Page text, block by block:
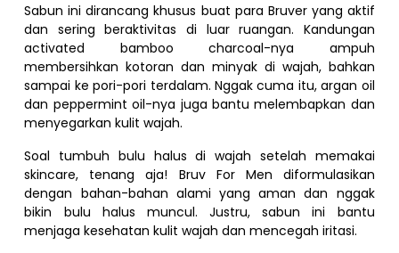
Sabun ini dirancang khusus buat para Bruver yang aktif
dan sering beraktivitas di luar ruangan. Kandungan
activated bamboo charcoal-nya ampuh
membersihkan kotoran dan minyak di wajah, bahkan
sampai ke pori-pori terdalam. Nggak cuma itu, argan oil
dan peppermint oil-nya juga bantu melembapkan dan
menyegarkan kulit wajah.
Soal tumbuh bulu halus di wajah setelah memakai
skincare, tenang aja! Bruv For Men diformulasikan
dengan bahan-bahan alami yang aman dan nggak
bikin bulu halus muncul. Justru, sabun ini bantu
menjaga kesehatan kulit wajah dan mencegah iritasi.